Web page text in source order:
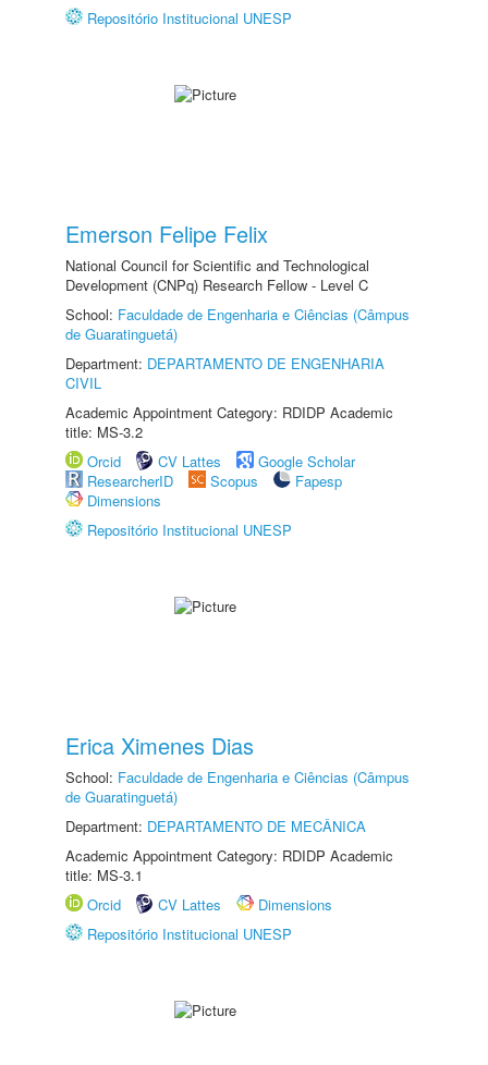
Repositório Institucional UNESP
Emerson Felipe Felix
National Council for Scientific and Technological
Development (CNPq) Research Fellow - Level C
School: Faculdade de Engenharia e Ciências (Câmpus
de Guaratinguetá)
Department: DEPARTAMENTO DE ENGENHARIA
CIVIL
Academic Appointment Category: RDIDP Academic
title: MS-3.2
Orcid
CV Lattes
Google Scholar
ResearcherID
Scopus
Fapesp
Dimensions
Repositório Institucional UNESP
Erica Ximenes Dias
School: Faculdade de Engenharia e Ciências (Câmpus
de Guaratinguetá)
Department: DEPARTAMENTO DE MECÂNICA
Academic Appointment Category: RDIDP Academic
title: MS-3.1
Orcid
CV Lattes
Dimensions
Repositório Institucional UNESP